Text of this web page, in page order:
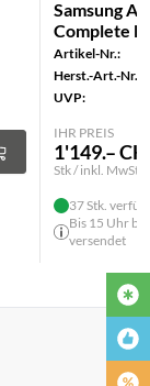
Samsung
Complete
Artikel-Nr.:
Herst.-Art.-Nr.:
UVP:
IHR PREIS
1'149.–
Stk / inkl.
37 Stk.
Bis 15 Uhr
versendet